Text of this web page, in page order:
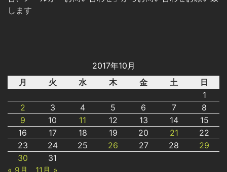
します
2017年10月
月
火 水 木 金 土
日
1
2
3 4 5 6 7
8
9
10 11 12 13 14
15
16
17 18 19 20 21
22
23
24 25 26 27 28
29
30
31
« 9月
11月 »